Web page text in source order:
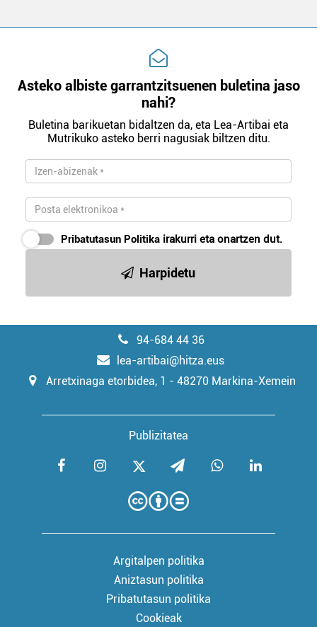
Asteko albiste garrantzitsuenen buletina jaso
nahi?
Buletina barikuetan bidaltzen da, eta Lea-Artibai eta
Mutrikuko asteko berri nagusiak biltzen ditu.
Pribatutasun Politika irakurri eta onartzen dut.
Harpidetu
94-684 44 36
lea-artibai@hitza.eus
Arretxinaga etorbidea, 1 - 48270 Markina-Xemein
Publizitatea
Argitalpen politika
Aniztasun politika
Pribatutasun politika
Cookieak